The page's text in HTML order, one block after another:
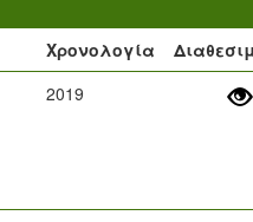
Χρονολογία
2019